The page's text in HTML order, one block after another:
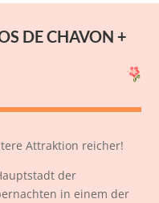
DE CHAVON +
Attraktion reicher!
der
in einem der